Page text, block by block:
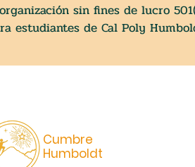
sin fines de lucro
estudiantes de Cal Poly
Cumbre
Humboldt